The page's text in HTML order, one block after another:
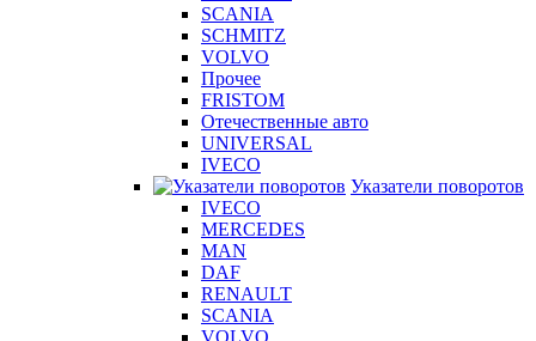
SCANIA
SCHMITZ
VOLVO
Прочее
FRISTOM
Отечественные авто
UNIVERSAL
IVECO
Указатели поворотов
IVECO
MERCEDES
MAN
DAF
RENAULT
SCANIA
VOLVO